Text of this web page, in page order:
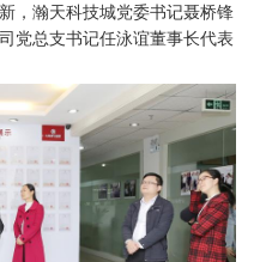
，瀚天科技城党委书记聂桥锋
党总支书记任泳谊董事长代表